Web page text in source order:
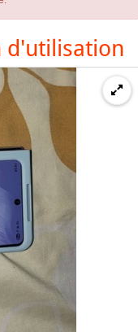
d'utilisation